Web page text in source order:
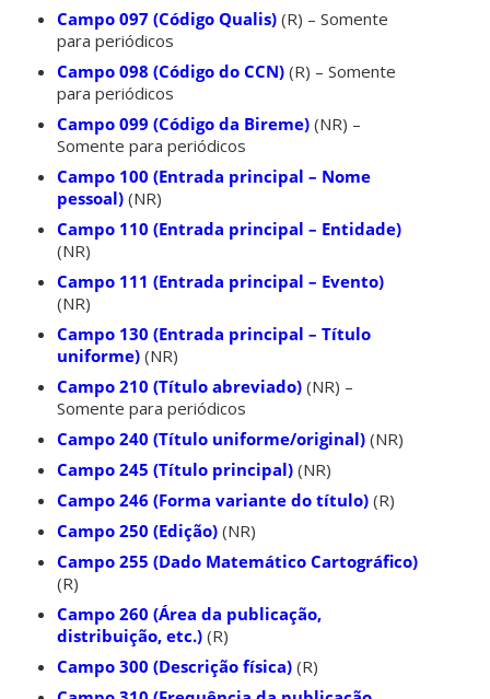
Campo 097 (Código Qualis) (R) – Somente
para periódicos
Campo 098 (Código do CCN) (R) – Somente
para periódicos
Campo 099 (Código da Bireme) (NR) –
Somente para periódicos
Campo 100 (Entrada principal – Nome
pessoal) (NR)
Campo 110 (Entrada principal – Entidade)
(NR)
Campo 111 (Entrada principal – Evento)
(NR)
Campo 130 (Entrada principal – Título
uniforme) (NR)
Campo 210 (Título abreviado) (NR) –
Somente para periódicos
Campo 240 (Título uniforme/original) (NR)
Campo 245 (Título principal) (NR)
Campo 246 (Forma variante do título) (R)
Campo 250 (Edição) (NR)
Campo 255 (Dado Matemático Cartográfico)
(R)
Campo 260 (Área da publicação,
distribuição, etc.) (R)
Campo 300 (Descrição física) (R)